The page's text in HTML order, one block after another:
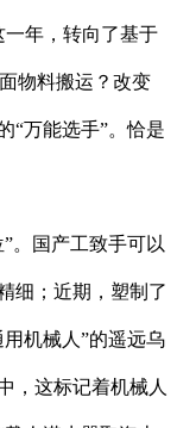
年，转向了基于
物料搬运？改变
“万能选手”。恰是
国产工致手可以
细；近期，塑制了
机械人”的遥远乌
，这标记着机械人